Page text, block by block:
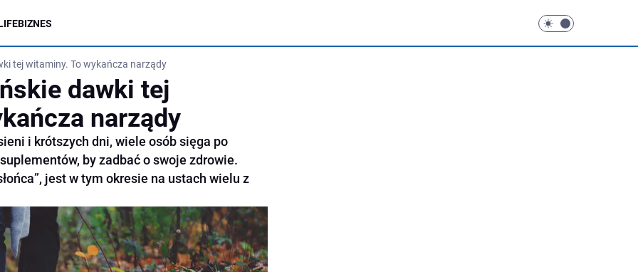
BIZNES
tej witaminy. To wykańcza narządy
dawki tej
narządy
i krótszych dni, wiele osób sięga po
by zadbać o swoje zdrowie.
jest w tym okresie na ustach wielu z